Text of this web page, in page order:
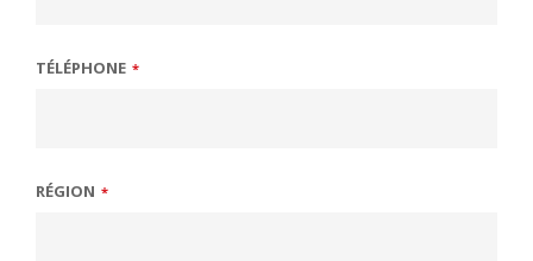
TÉLÉPHONE *
RÉGION *